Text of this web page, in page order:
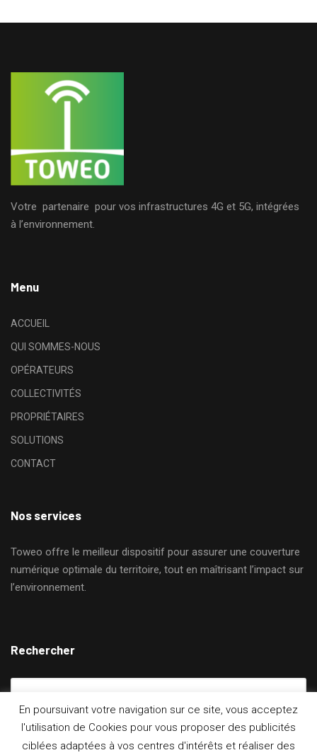
Votre partenaire pour vos infrastructures 4G et 5G, intégrées
à l’environnement.
Menu
ACCUEIL
QUI SOMMES-NOUS
OPÉRATEURS
COLLECTIVITÉS
PROPRIÉTAIRES
SOLUTIONS
CONTACT
Nos services
Toweo offre le meilleur dispositif pour assurer une couverture
numérique optimale du territoire, tout en maîtrisant l’impact sur
l’environnement.
Rechercher
En poursuivant votre navigation sur ce site, vous acceptez
l'utilisation de Cookies pour vous proposer des publicités
ciblées adaptées à vos centres d'intérêts et réaliser des